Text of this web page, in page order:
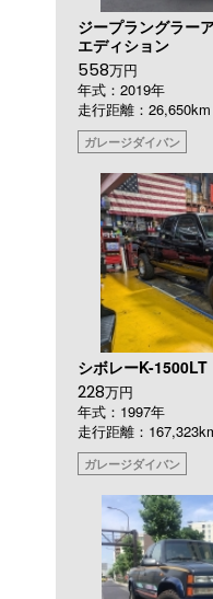
ジープラングラー
エディション
558万円
年式：2019年
走行距離：26,650km
ガレージダイバン
シボレーK-1500LT
228万円
年式：1997年
走行距離：
ガレージダイバン